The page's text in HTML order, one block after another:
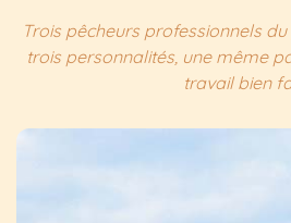
Trois pêcheurs professionnels
trois personnalités, une même
travail bien